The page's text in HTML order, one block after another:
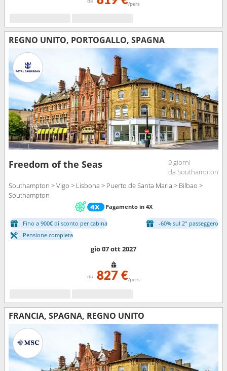
/pers
REGNO UNITO, PORTOGALLO, SPAGNA
Freedom of the Seas
9 giorni
da Southampton
Southampton > Vigo > Lisbona > Puerto de Santa Maria > Bilbao >
Southampton
Pagamento in 4X
Fino a 900€ di sconto per cabina
-60% sul 2° passeggero
Pensione completa
gio 07 ott 2027
da 827 €/pers
FRANCIA, SPAGNA, REGNO UNITO